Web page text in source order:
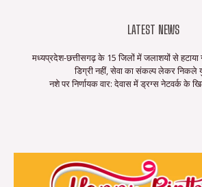
LATEST NEWS
मध्यप्रदेश-छत्तीसगढ़ के 15 जिलों में जलाशयों से
डिग्री नहीं, सेवा का संकल्प लेकर निकले
नशे पर निर्णायक वार: देवास में ड्रग्स नेटवर्क के